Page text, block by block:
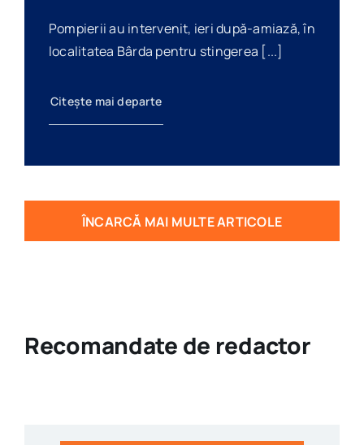
Pompierii au intervenit, ieri după-amiază, în
localitatea Bârda pentru stingerea [...]
Citește mai departe
ÎNCARCĂ MAI MULTE ARTICOLE
Recomandate de redactor